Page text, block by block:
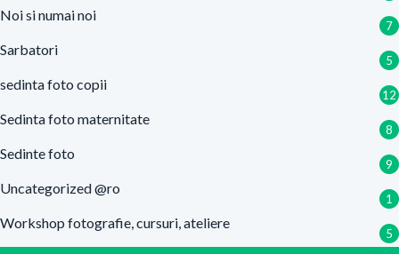
Noi si numai noi
7
Sarbatori
5
sedinta foto copii
12
Sedinta foto maternitate
8
Sedinte foto
9
Uncategorized @ro
1
Workshop fotografie, cursuri, ateliere
5